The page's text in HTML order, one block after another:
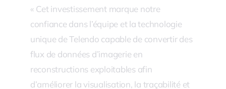
« Cet investissement marque notre
confiance dans l’équipe et la technologie
unique de Telendo capable de convertir des
flux de données d’imagerie en
reconstructions exploitables afin
d’améliorer la visualisation, la traçabilité et